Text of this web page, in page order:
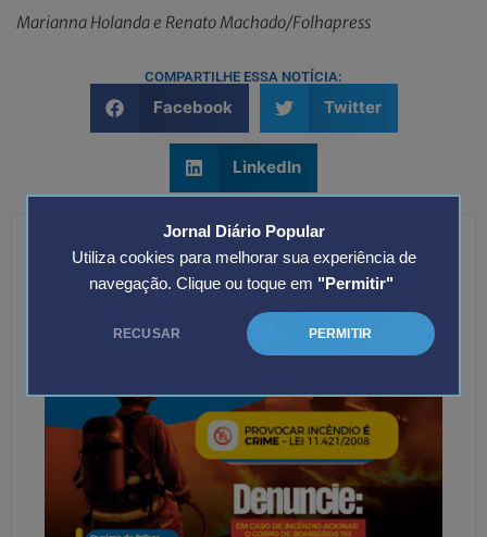
Jornal Diário Popular
Utiliza cookies para melhorar sua experiência de
navegação. Clique ou toque em "Permitir"
RECUSAR PERMITIR
Marianna Holanda e Renato Machado/Folhapress
COMPARTILHE ESSA NOTÍCIA:
Facebook Twitter
LinkedIn